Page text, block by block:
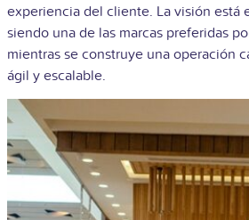
experiencia del cliente. La visión está
siendo una de las marcas preferidas
mientras se construye una operación
ágil y escalable.